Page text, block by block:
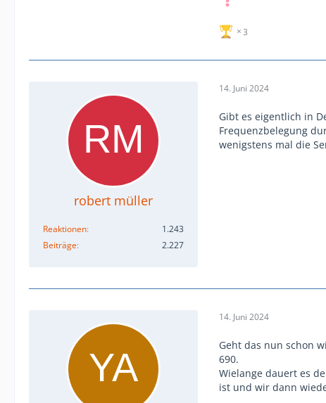
3
robert müller
Reaktionen
1.243
Beiträge
2.227
14. Juni 2024
Gibt es eigentlich in
Frequenzbelegung
wenigstens mal die
14. Juni 2024
Geht das nun schon
690.
Wielange dauert es
ist und wir dann